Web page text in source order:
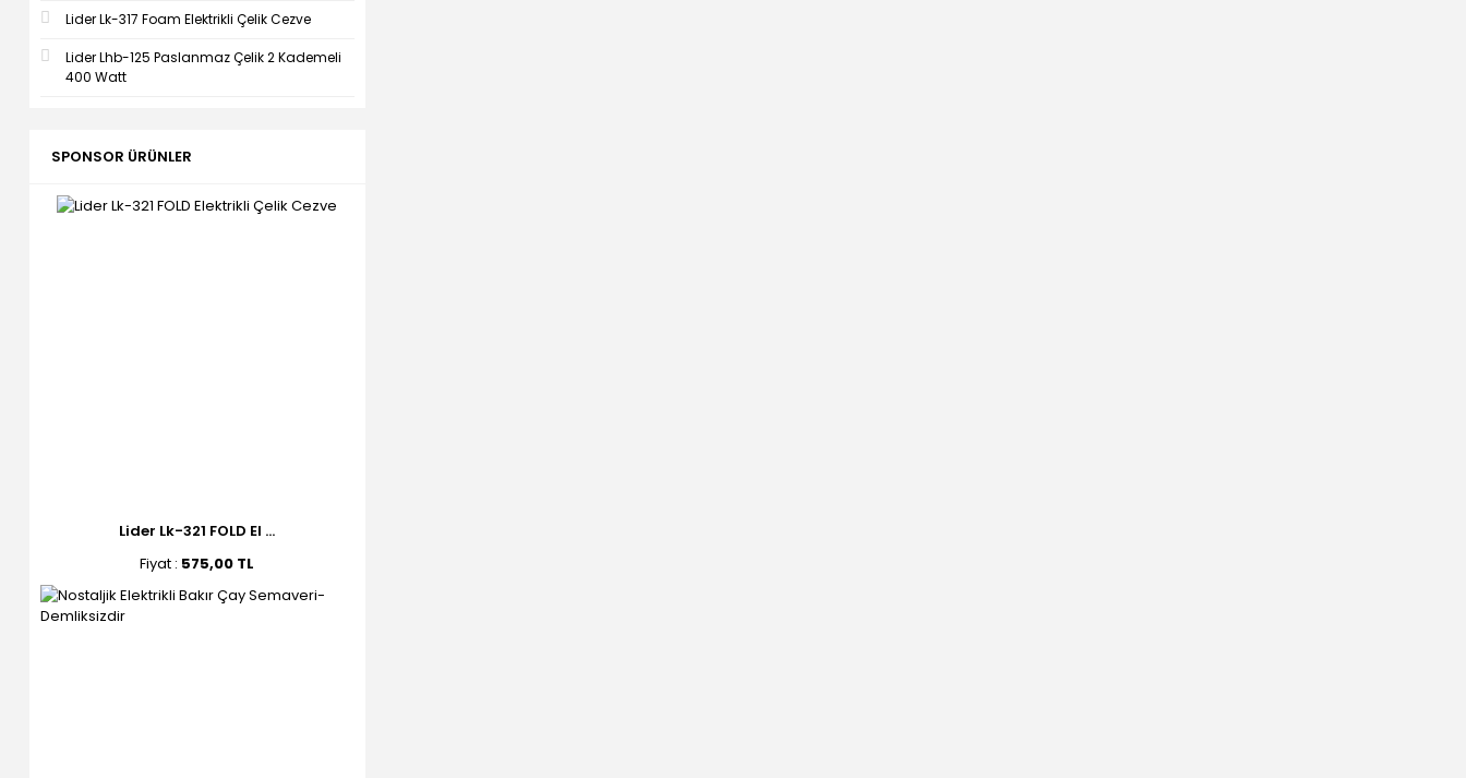
Lider Lk-317 Foam Elektrikli Çelik Cezve
Lider Lhb-125 Paslanmaz Çelik 2 Kademeli
400 Watt
SPONSOR ÜRÜNLER
Lider Lk-321 FOLD El ...
Fiyat : 575,00 TL